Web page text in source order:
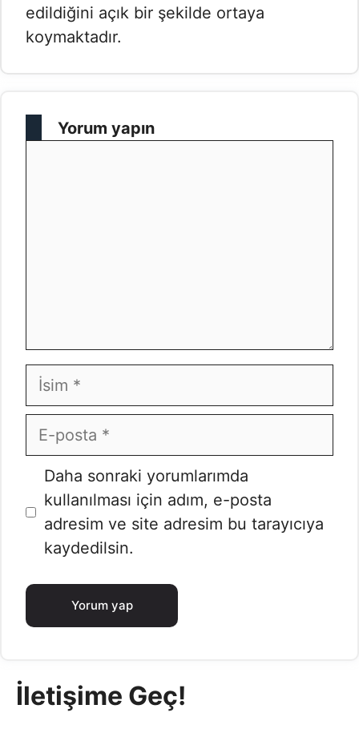
edildiğini açık bir şekilde ortaya
koymaktadır.
Yorum yapın
İsim
E-
posta
İnternet
sitesi
Daha sonraki yorumlarımda
kullanılması için adım, e-posta
adresim ve site adresim bu tarayıcıya
kaydedilsin.
İletişime Geç!